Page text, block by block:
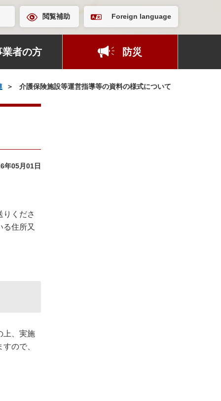
閲覧補助 Foreign language
業者の方 防災
介護保険施設等運営指導等の資料の様式について
年05月01日
くださ
住所又
上、実施
ので、